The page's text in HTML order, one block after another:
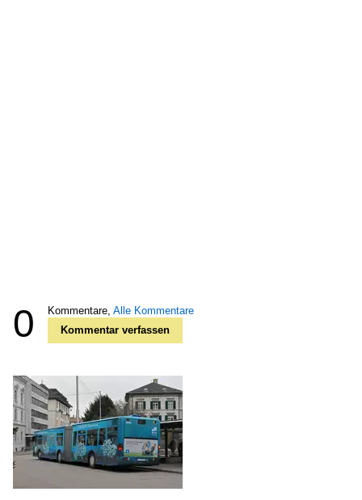
0 Kommentare, Alle Kommentare
Kommentar verfassen